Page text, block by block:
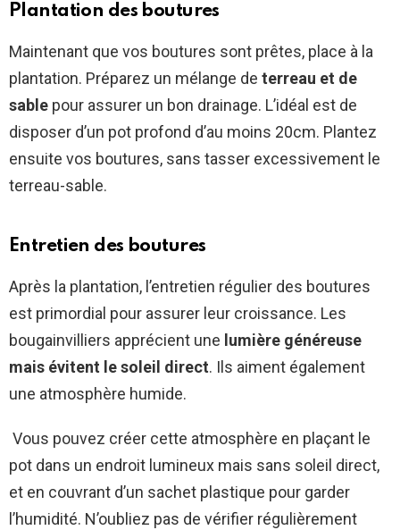
Plantation des boutures
Maintenant que vos boutures sont prêtes, place à la
plantation. Préparez un mélange de terreau et de
sable pour assurer un bon drainage. L’idéal est de
disposer d’un pot profond d’au moins 20cm. Plantez
ensuite vos boutures, sans tasser excessivement le
terreau-sable.
Entretien des boutures
Après la plantation, l’entretien régulier des boutures
est primordial pour assurer leur croissance. Les
bougainvilliers apprécient une lumière généreuse
mais évitent le soleil direct. Ils aiment également
une atmosphère humide.
Vous pouvez créer cette atmosphère en plaçant le
pot dans un endroit lumineux mais sans soleil direct,
et en couvrant d’un sachet plastique pour garder
l’humidité. N’oubliez pas de vérifier régulièrement